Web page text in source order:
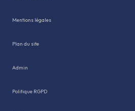
Mentions légales
Plan du site
Admin
Politique RGPD